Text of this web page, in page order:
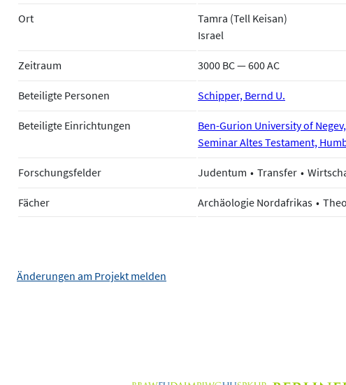
Ort
Tamra (Tell Keisan)
Israel
Zeitraum 3000 BC — 600 AC
Beteiligte Personen Schipper, Bernd U.
Beteiligte Einrichtungen
Ben-Gurion University of Negev,
Seminar Altes Testament,
Forschungsfelder Judentum Transfer
Fächer Archäologie Nordafrikas
Änderungen am Projekt melden